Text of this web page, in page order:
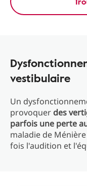
vestibulaire
Un
provoquer des
parfois une perte
maladie de
fois l'audition et